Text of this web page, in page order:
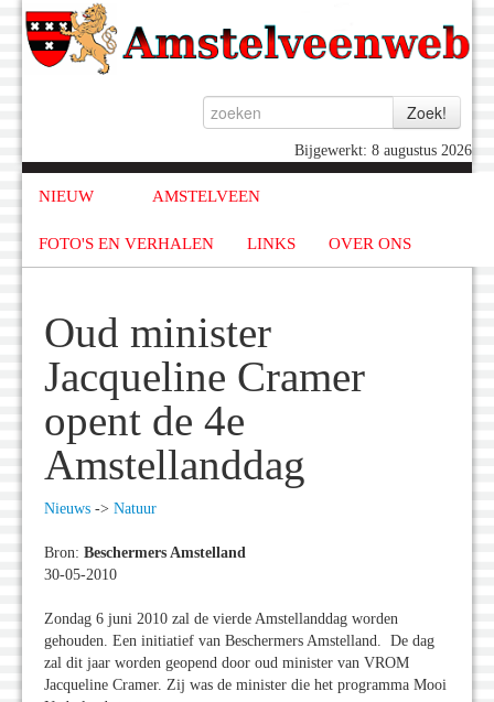
Bijgewerkt: 8 augustus 2026
NIEUW AMSTELVEEN
FOTO'S EN VERHALEN LINKS OVER ONS
Oud minister
Jacqueline Cramer
opent de 4e
Amstellanddag
Nieuws -> Natuur
Bron: Beschermers Amstelland
30-05-2010
Zondag 6 juni 2010 zal de vierde Amstellanddag worden
gehouden. Een initiatief van Beschermers Amstelland. De dag
zal dit jaar worden geopend door oud minister van VROM
Jacqueline Cramer. Zij was de minister die het programma Mooi